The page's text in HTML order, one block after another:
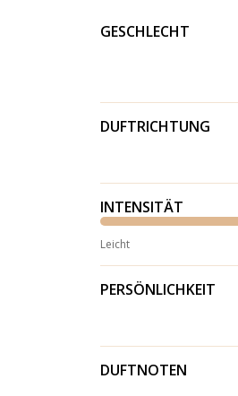
GESCHLECHT
DUFTRICHTUNG
INTENSITÄT
Leicht
PERSÖNLICHKEIT
DUFTNOTEN